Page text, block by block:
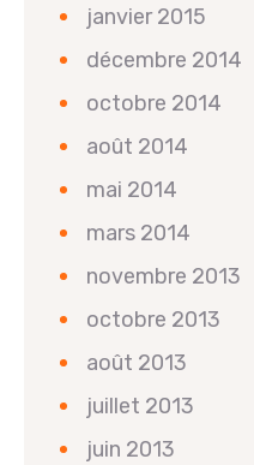
janvier 2015
décembre 2014
octobre 2014
août 2014
mai 2014
mars 2014
novembre 2013
octobre 2013
août 2013
juillet 2013
juin 2013